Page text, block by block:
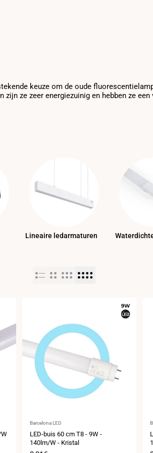
keuze om de oude
ze zeer energiezuinig en hebben ze
Lineaire ledarmaturen
Leverancier:
Barcelona LED
LED-buis 60 cm T8 - 9W -
140lm/W - Kristal